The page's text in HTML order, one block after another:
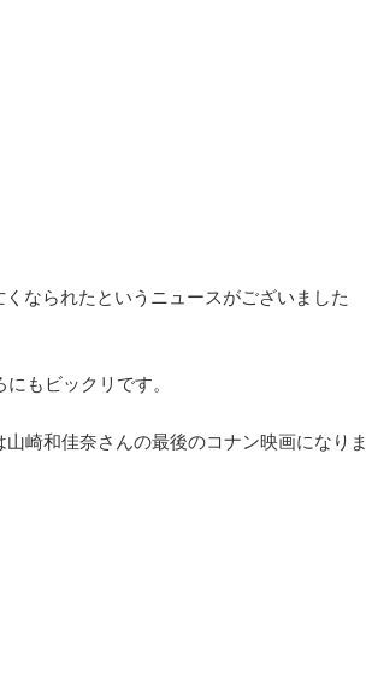
なられたというニュースがございました
もビックリです。
崎和佳奈さんの最後のコナン映画になりま